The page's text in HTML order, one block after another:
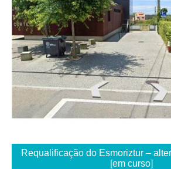
Requalificação do Esmoriztur –
[em curso]